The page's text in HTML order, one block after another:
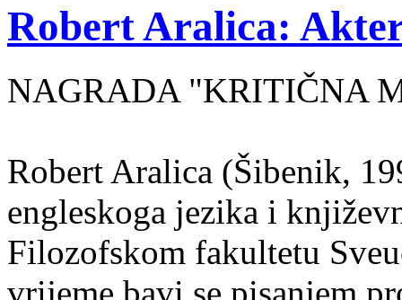
Robert Aralica:
NAGRADA "KRITIČNA
Robert Aralica (Šibenik,
engleskoga jezika i
Filozofskom fakultetu
vrijeme bavi se pisanjem